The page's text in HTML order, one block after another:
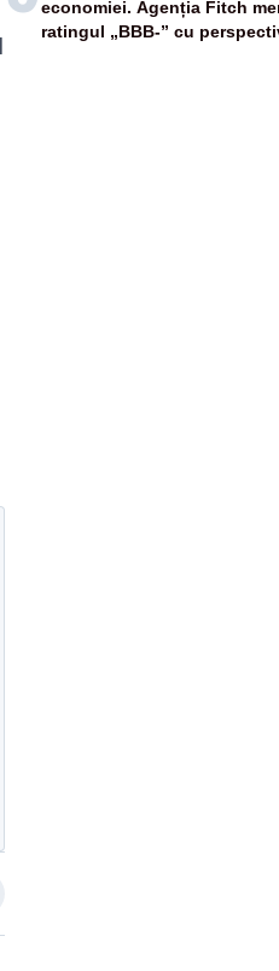
economiei. Agenția Fitch
ratingul „BBB-” cu